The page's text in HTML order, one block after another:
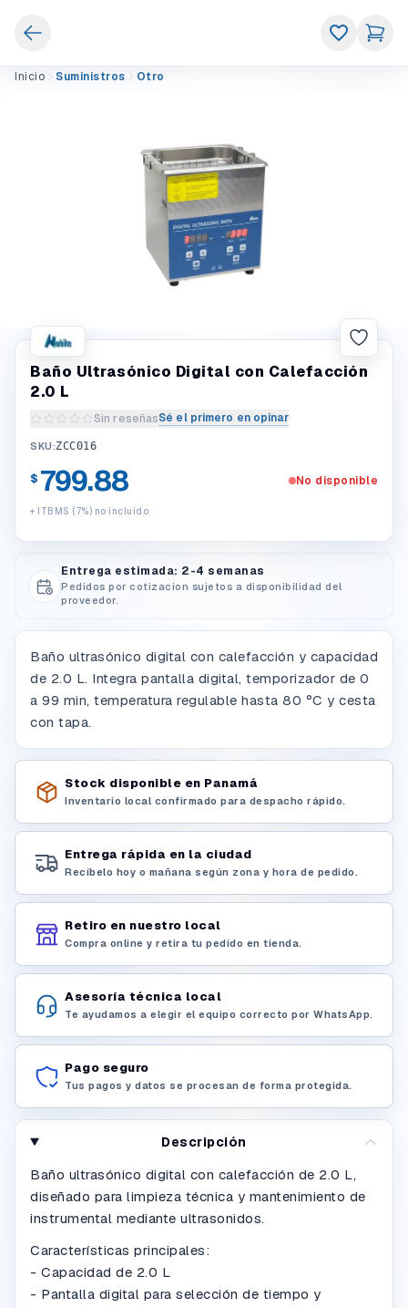
Inicio Suministros Otro
Baño Ultrasónico Digital con Calefacción
2.0 L
Sin reseñasSé el primero en opinar
Escribir una reseña del producto
SKU:ZCC016
$ 799.88
+ ITBMS (7%) no incluido
No disponible
Entrega estimada: 2-4 semanas
Pedidos por cotizacion sujetos a disponibilidad del
proveedor.
Baño ultrasónico digital con calefacción y capacidad
de 2.0 L. Integra pantalla digital, temporizador de 0
a 99 min, temperatura regulable hasta 80 °C y cesta
con tapa.
Stock disponible en Panamá
Inventario local confirmado para despacho rápido.
Entrega rápida en la ciudad
Recíbelo hoy o mañana según zona y hora de pedido.
Retiro en nuestro local
Compra online y retira tu pedido en tienda.
Asesoría técnica local
Te ayudamos a elegir el equipo correcto por WhatsApp.
Pago seguro
Tus pagos y datos se procesan de forma protegida.
Descripción
Baño ultrasónico digital con calefacción de 2.0 L,
diseñado para limpieza técnica y mantenimiento de
instrumental mediante ultrasonidos.
Características principales:
- Capacidad de 2.0 L
- Pantalla digital para selección de tiempo y